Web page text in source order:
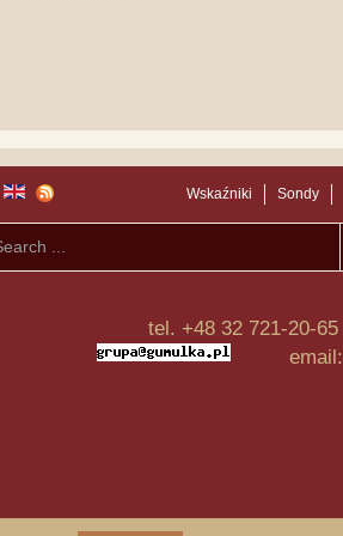
Wskaźniki Sondy
tel. +48 32 721-20-65
email: